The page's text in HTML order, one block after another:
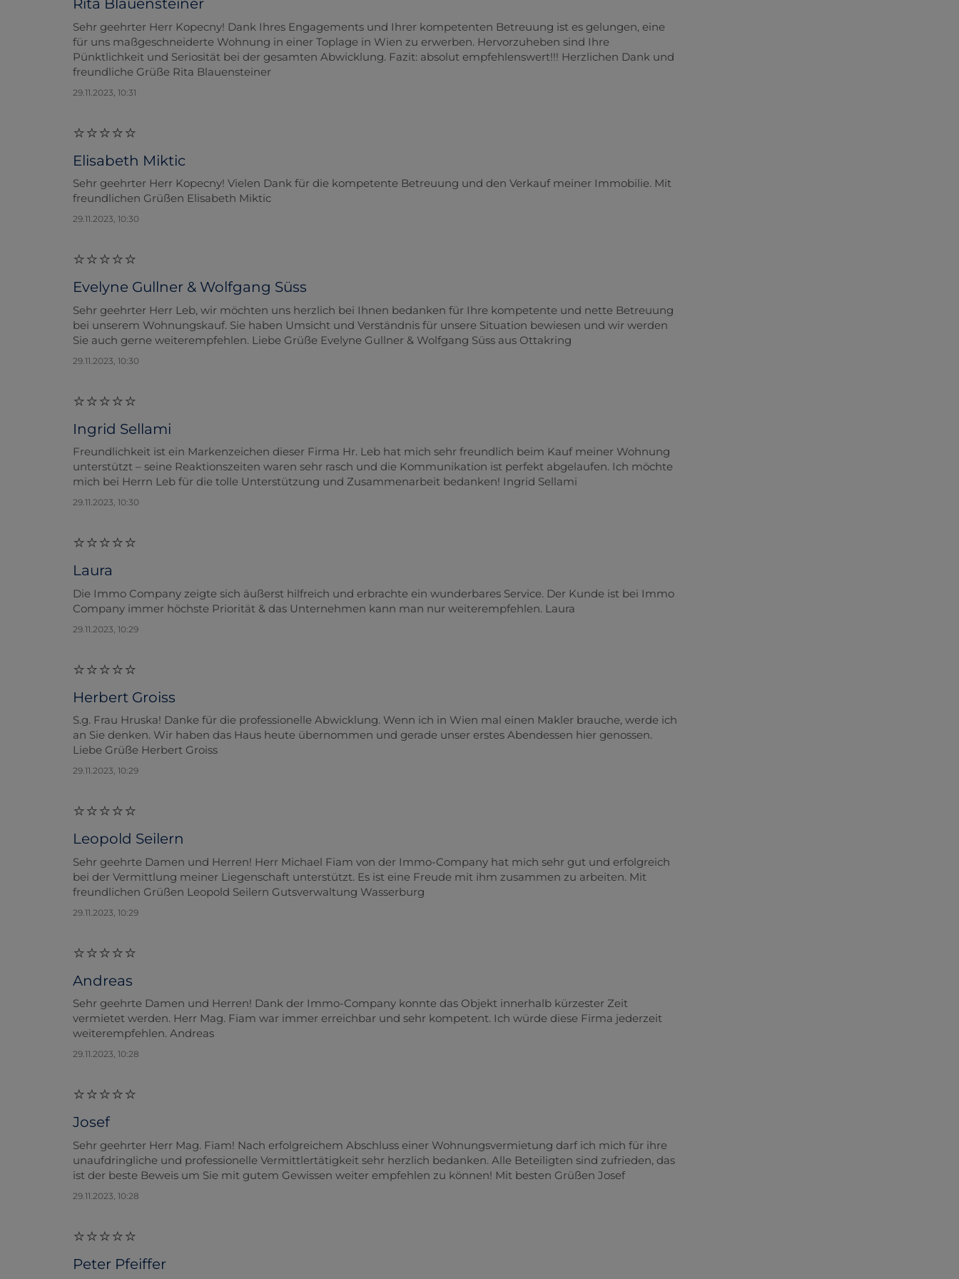
Rita Blauensteiner
Sehr geehrter Herr Kopecny! Dank Ihres Engagements und Ihrer kompetenten Betreuung ist es gelungen, eine
für uns maßgeschneiderte Wohnung in einer Toplage in Wien zu erwerben. Hervorzuheben sind Ihre
Pünktlichkeit und Seriosität bei der gesamten Abwicklung. Fazit: absolut empfehlenswert!!! Herzlichen Dank und
freundliche Grüße Rita Blauensteiner
29.11.2023, 10:31
Elisabeth Miktic
Sehr geehrter Herr Kopecny! Vielen Dank für die kompetente Betreuung und den Verkauf meiner Immobilie. Mit
freundlichen Grüßen Elisabeth Miktic
29.11.2023, 10:30
Evelyne Gullner & Wolfgang Süss
Sehr geehrter Herr Leb, wir möchten uns herzlich bei Ihnen bedanken für Ihre kompetente und nette Betreuung
bei unserem Wohnungskauf. Sie haben Umsicht und Verständnis für unsere Situation bewiesen und wir werden
Sie auch gerne weiterempfehlen. Liebe Grüße Evelyne Gullner & Wolfgang Süss aus Ottakring
29.11.2023, 10:30
Ingrid Sellami
Freundlichkeit ist ein Markenzeichen dieser Firma Hr. Leb hat mich sehr freundlich beim Kauf meiner Wohnung
unterstützt – seine Reaktionszeiten waren sehr rasch und die Kommunikation ist perfekt abgelaufen. Ich möchte
mich bei Herrn Leb für die tolle Unterstützung und Zusammenarbeit bedanken! Ingrid Sellami
29.11.2023, 10:30
Laura
Die Immo Company zeigte sich äußerst hilfreich und erbrachte ein wunderbares Service. Der Kunde ist bei Immo
Company immer höchste Priorität & das Unternehmen kann man nur weiterempfehlen. Laura
29.11.2023, 10:29
Herbert Groiss
S.g. Frau Hruska! Danke für die professionelle Abwicklung. Wenn ich in Wien mal einen Makler brauche, werde ich
an Sie denken. Wir haben das Haus heute übernommen und gerade unser erstes Abendessen hier genossen.
Liebe Grüße Herbert Groiss
29.11.2023, 10:29
Leopold Seilern
Sehr geehrte Damen und Herren! Herr Michael Fiam von der Immo-Company hat mich sehr gut und erfolgreich
bei der Vermittlung meiner Liegenschaft unterstützt. Es ist eine Freude mit ihm zusammen zu arbeiten. Mit
freundlichen Grüßen Leopold Seilern Gutsverwaltung Wasserburg
29.11.2023, 10:29
Andreas
Sehr geehrte Damen und Herren! Dank der Immo-Company konnte das Objekt innerhalb kürzester Zeit
vermietet werden. Herr Mag. Fiam war immer erreichbar und sehr kompetent. Ich würde diese Firma jederzeit
weiterempfehlen. Andreas
29.11.2023, 10:28
Josef
Sehr geehrter Herr Mag. Fiam! Nach erfolgreichem Abschluss einer Wohnungsvermietung darf ich mich für ihre
unaufdringliche und professionelle Vermittlertätigkeit sehr herzlich bedanken. Alle Beteiligten sind zufrieden, das
ist der beste Beweis um Sie mit gutem Gewissen weiter empfehlen zu können! Mit besten Grüßen Josef
29.11.2023, 10:28
Peter Pfeiffer